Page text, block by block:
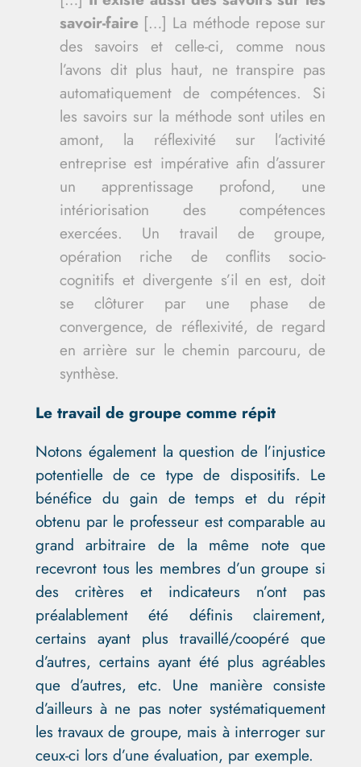
savoir-faire[…] La méthode repose sur
des savoirs et celle-ci, comme nous
l’avons dit plus haut, ne transpire pas
automatiquement de compétences. Si
les savoirs sur la méthode sont utiles en
amont, la réflexivité sur l’activité
entreprise est impérative afin d’assurer
un apprentissage profond, une
intériorisation des compétences
exercées. Un travail de groupe,
opération riche de conflits socio-
cognitifs et divergente s’il en est, doit
se clôturer par une phase de
convergence, de réflexivité, de regard
en arrière sur le chemin parcouru, de
synthèse.
Le travail de groupe comme répit
Notons également la question de l’injustice
potentielle de ce type de dispositifs. Le
bénéfice du gain de temps et du répit
obtenu par le professeur est comparable au
grand arbitraire de la même note que
recevront tous les membres d’un groupe si
des critères et indicateurs n’ont pas
préalablement été définis clairement,
certains ayant plus travaillé/coopéré que
d’autres, certains ayant été plus agréables
que d’autres, etc. Une manière consiste
d’ailleurs à ne pas noter systématiquement
les travaux de groupe, mais à interroger sur
ceux-ci lors d’une évaluation, par exemple.